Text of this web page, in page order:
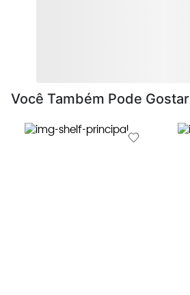
Você Também Pode Gostar